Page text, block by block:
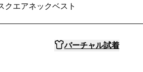
クエアネックベスト
バーチャル試着